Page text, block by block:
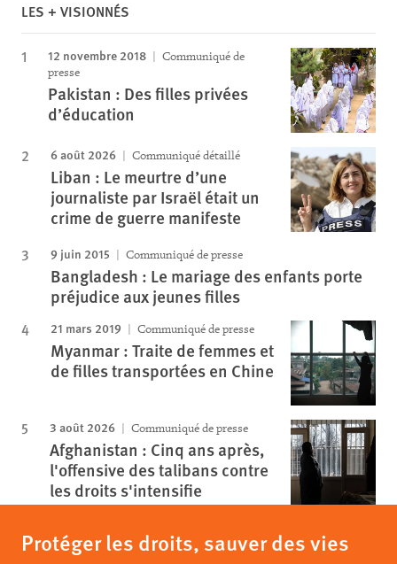
LES + VISIONNÉS
12 novembre 2018
Communiqué de
presse
Pakistan : Des filles privées
d’éducation
6 août 2026 Communiqué détaillé
Liban : Le meurtre d’une
journaliste par Israël était un
crime de guerre manifeste
9 juin 2015 Communiqué de presse
Bangladesh : Le mariage des enfants porte
préjudice aux jeunes filles
21 mars 2019 Communiqué de presse
Myanmar : Traite de femmes et
de filles transportées en Chine
3 août 2026 Communiqué de presse
Afghanistan : Cinq ans après,
l'offensive des talibans contre
les droits s'intensifie
Protéger les droits, sauver des vies